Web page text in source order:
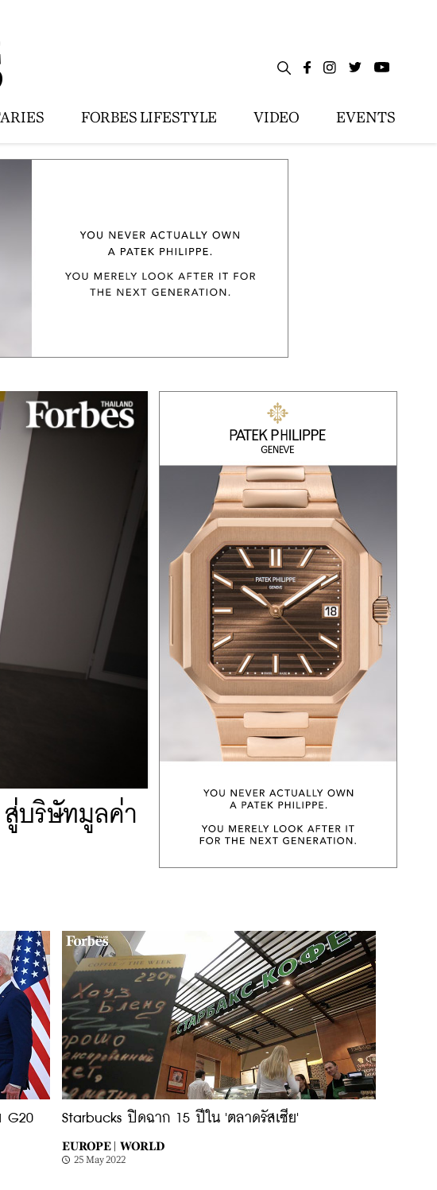
FORBES LIFESTYLE VIDEO EVENTS
สู่บริษัทมูลค่า
G20
Starbucks ปิดฉาก 15 ปีใน 'ตลาดรัสเซีย'
EUROPE | WORLD
25 May 2022